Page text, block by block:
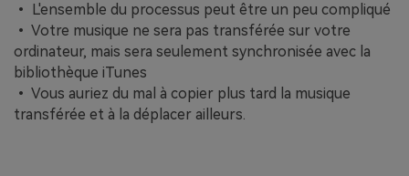
• L'ensemble du processus peut être un peu compliqué
• Votre musique ne sera pas transférée sur votre
ordinateur, mais sera seulement synchronisée avec la
bibliothèque iTunes
• Vous auriez du mal à copier plus tard la musique
transférée et à la déplacer ailleurs.